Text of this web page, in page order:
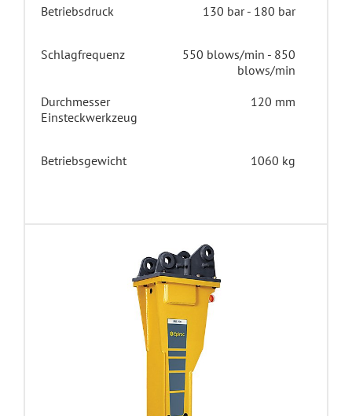
Betriebsdruck 130 bar - 180 bar
Schlagfrequenz
550 blows/min - 850
blows/min
Durchmesser
Einsteckwerkzeug
120 mm
Betriebsgewicht 1060 kg